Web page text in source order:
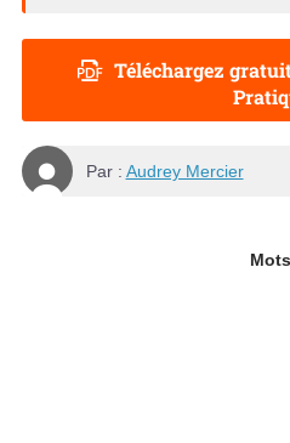
Téléchargez
Par : Audrey Mercier